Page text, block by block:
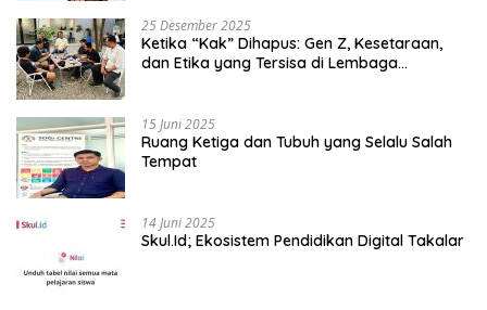
25 Desember 2025
Ketika “Kak” Dihapus: Gen Z, Kesetaraan,
dan Etika yang Tersisa di Lembaga
15 Juni 2025
Ruang Ketiga dan Tubuh yang Selalu Salah
Tempat
14 Juni 2025
Skul.Id; Ekosistem Pendidikan Digital Takalar